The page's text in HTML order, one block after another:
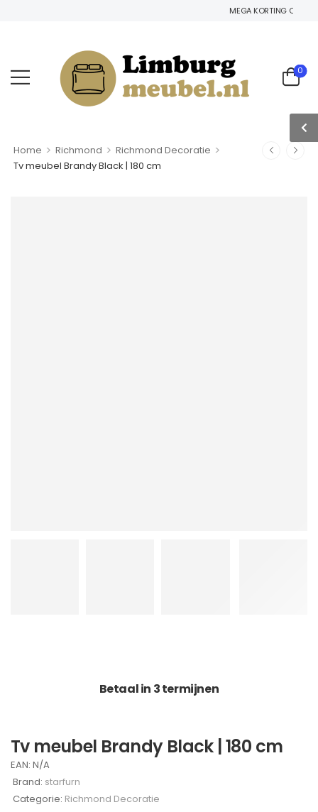
MEGA KORTING OP HET
0
Home > Richmond > Richmond Decoratie >
Tv meubel Brandy Black | 180 cm
Betaal in 3 termijnen
Tv meubel Brandy Black | 180 cm
EAN: N/A
Brand: starfurn
Categorie: Richmond Decoratie